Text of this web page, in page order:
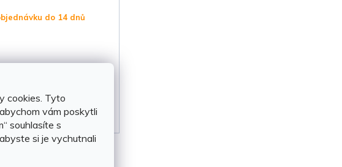
cookies. Tyto
vám poskytli
souhlasíte s
si je vychutnali
do 14 dnů
DO KOŠÍKU